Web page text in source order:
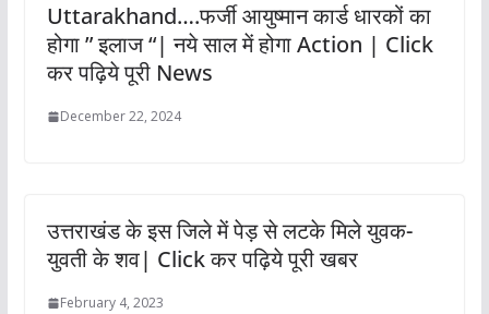
Uttarakhand….फर्जी आयुष्मान कार्ड धारकों का
होगा ” इलाज “| नये साल में होगा Action | Click
कर पढ़िये पूरी News
December 22, 2024
उत्तराखंड के इस जिले में पेड़ से लटके मिले युवक-
युवती के शव| Click कर पढ़िये पूरी खबर
February 4, 2023